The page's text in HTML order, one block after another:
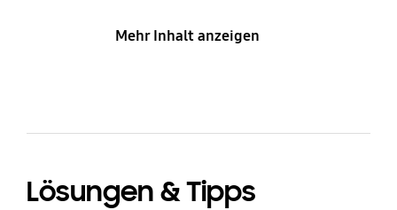
Mehr Inhalt anzeigen
Lösungen & Tipps